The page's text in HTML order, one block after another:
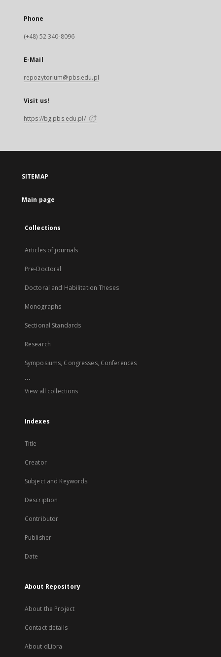
Phone
(+48) 52 340-8096
E-Mail
repozytorium@pbs.edu.pl
Visit us!
https://bg.pbs.edu.pl/
SITEMAP
Main page
Collections
Articles of journals
Pre-Doctoral
Doctoral and Habilitation Theses
Monographs
Sectional Standards
Research
Symposiums, Congresses, Conferences
...
View all collections
Indexes
Title
Creator
Subject and Keywords
Description
Contributor
Publisher
Date
About Repository
About the Project
Contact details
About dLibra